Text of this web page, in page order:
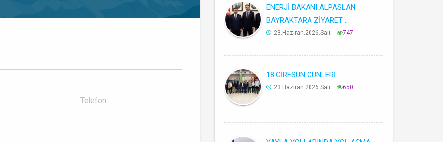
ENERJİ BAKANI ALPASLAN
BAYRAKTARA ZİYARET ..
23.Haziran.2026.Salı 747
18.GİRESUN GÜNLERİ ..
23.Haziran.2026.Salı 650